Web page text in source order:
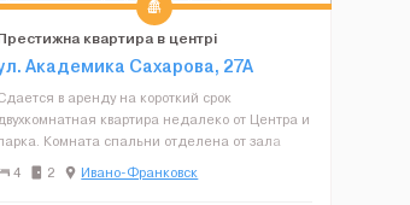
квартира в центрі
Академика Сахарова, 27А
в аренду на короткий срок
квартира недалеко от Центра и
Комната спальни отделена от зала
объединенного с кухней, ремонт, отопление
автономное, подогрев пола, Интернет Wi-Fi,
4 2 Ивано-Франковск